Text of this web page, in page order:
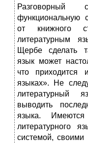
Разговорный
функциональную
от книжного
литературным
Щербе сделать
язык может
что приходится
языках». Не
литературный
выводить
языка.
литературного
системой,